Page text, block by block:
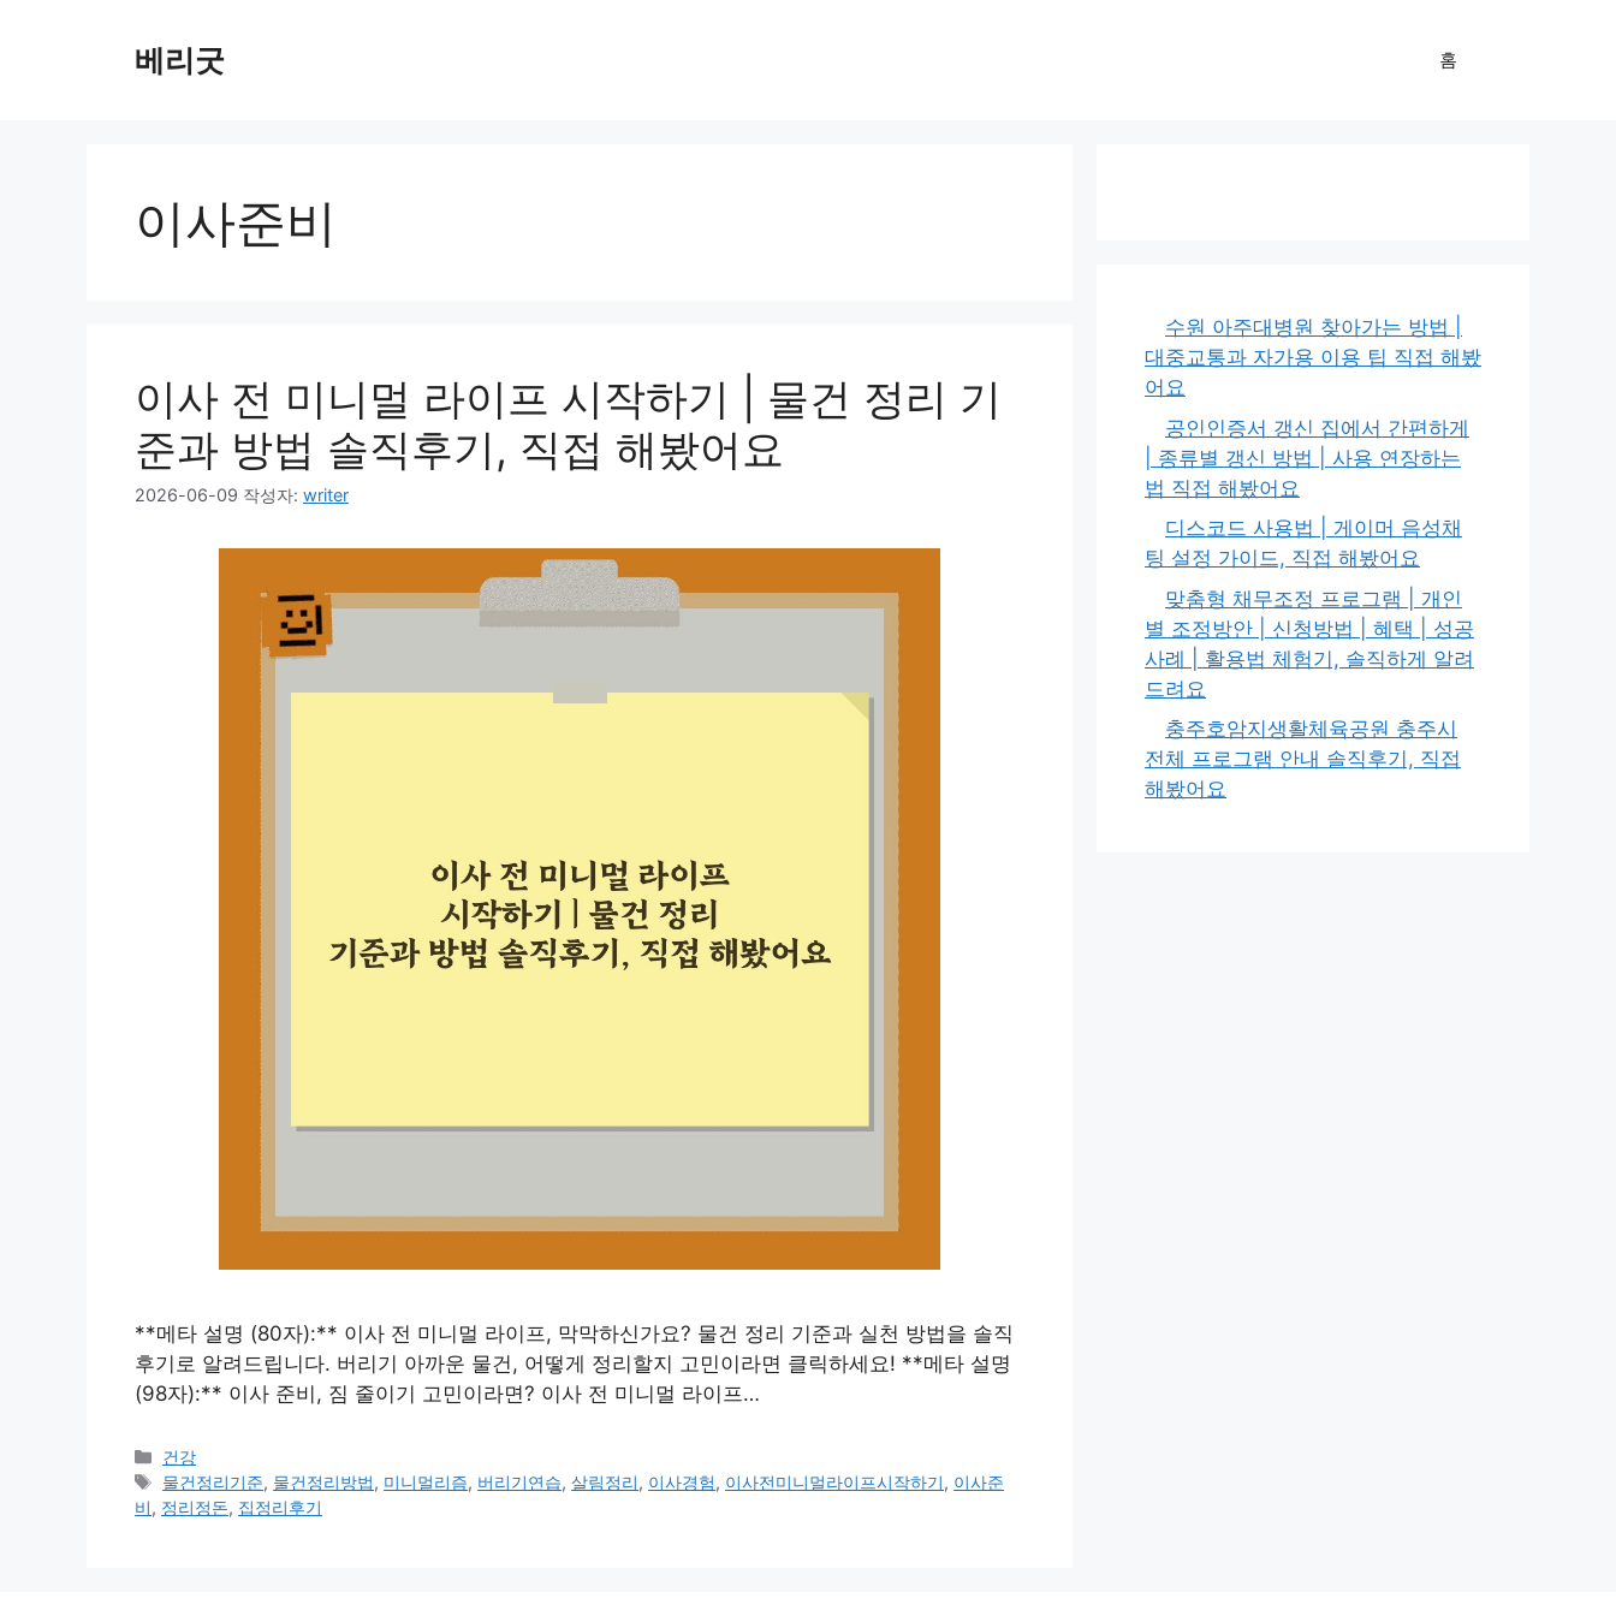
베리굿 홈
이사준비
이사 전 미니멀 라이프 시작하기 | 물건 정리 기
준과 방법 솔직후기, 직접 해봤어요
2026-06-09 작성자: writer
**메타 설명 (80자):** 이사 전 미니멀 라이프, 막막하신가요? 물건 정리 기준과 실천 방법을 솔직
후기로 알려드립니다. 버리기 아까운 물건, 어떻게 정리할지 고민이라면 클릭하세요! **메타 설명
(98자):** 이사 준비, 짐 줄이기 고민이라면? 이사 전 미니멀 라이프…
카
테
고
건강
태
그
물건정리기준, 물건정리방법, 미니멀리즘, 버리기연습,살림정리, 이사경험, 이사전미니멀라이프시작하기, 이사준
비, 정리정돈, 집정리후기
수원 아주대병원 찾아가는 방법 |
대중교통과 자가용 이용 팁 직접 해봤
어요
공인인증서 갱신 집에서 간편하게
| 종류별 갱신 방법 | 사용 연장하는
법 직접 해봤어요
디스코드 사용법 | 게이머 음성채
팅 설정 가이드, 직접 해봤어요
맞춤형 채무조정 프로그램 | 개인
별 조정방안 | 신청방법 | 혜택 | 성공
사례 | 활용법 체험기, 솔직하게 알려
드려요
충주호암지생활체육공원 충주시
전체 프로그램 안내 솔직후기, 직접
해봤어요